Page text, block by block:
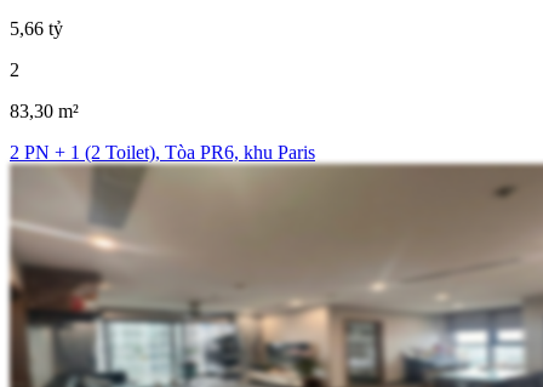
5,66 tỷ
2
83,30 m²
2 PN + 1 (2 Toilet), Tòa PR6, khu Paris